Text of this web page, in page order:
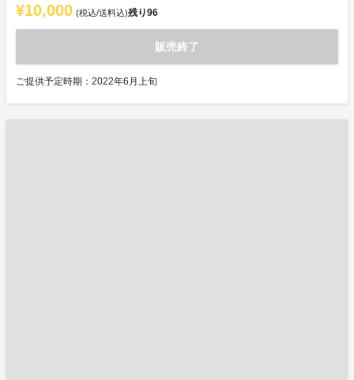
¥10,000 (税込/送料込)残り96
販売終了
ご提供予定時期：2022年6月上旬